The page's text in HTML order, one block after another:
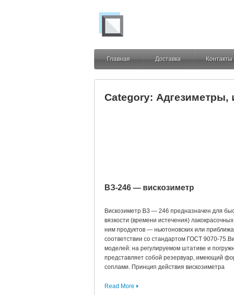
Главная Доставка Контакты
Category: Адгезиметры,
ВЗ-246 — вискозиметр
Вискозиметр ВЗ — 246 предназначен для
вязкости (времени истечения)
ним продуктов — ньютоновских или
соответствии со стандартом ГОСТ 9070-
моделей: на регулируемом штативе и
представляет собой резервуар, имеющий
соплами. Принцип действия вискозиметра
Read More